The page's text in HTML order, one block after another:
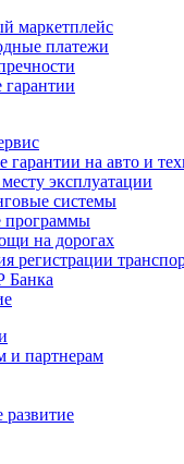
маркетплейс
платежи
гарантии
гарантии на авто и
эксплуатации
системы
программы
на дорогах
регистрации
Банка
и партнерам
развитие